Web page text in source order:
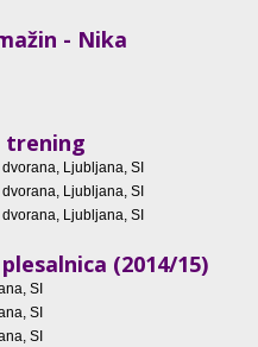
- Nika
trening
Ljubljana, SI
Ljubljana, SI
Ljubljana, SI
(2014/15)
SI
SI
SI